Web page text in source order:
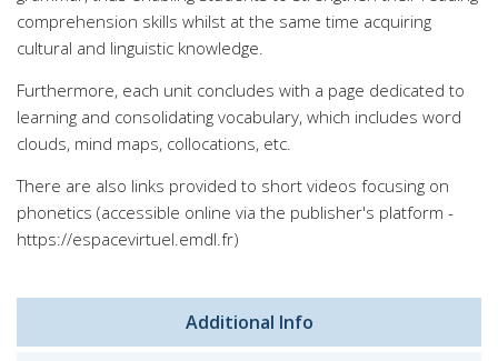
comprehension skills whilst at the same time acquiring
cultural and linguistic knowledge.
Furthermore, each unit concludes with a page dedicated to
learning and consolidating vocabulary, which includes word
clouds, mind maps, collocations, etc.
There are also links provided to short videos focusing on
phonetics (accessible online via the publisher's platform -
https://espacevirtuel.emdl.fr)
Additional Info